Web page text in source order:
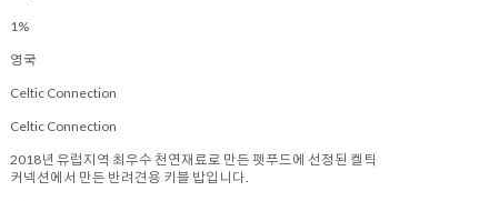
1%
영국
Celtic Connection
Celtic Connection
2018년 유럽지역 최우수 천연재료로 만든 펫푸드에 선정된 켈틱
커넥션에서 만든 반려견용 키블 밥입니다.